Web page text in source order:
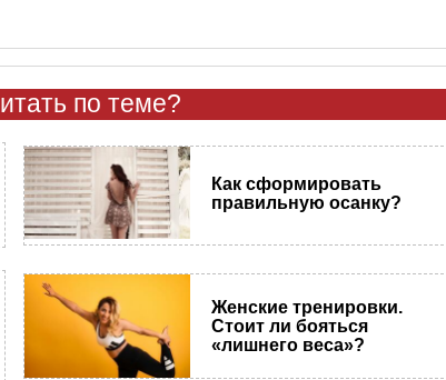
по теме?
Как сформировать
правильную осанку?
Женские тренировки.
Стоит ли бояться
«лишнего веса»?